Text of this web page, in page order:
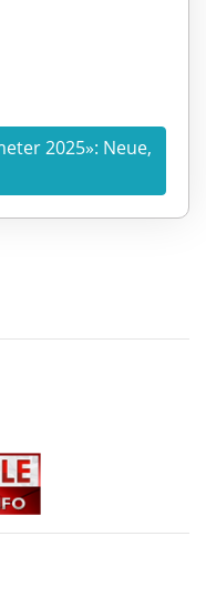
2025»: Neue,